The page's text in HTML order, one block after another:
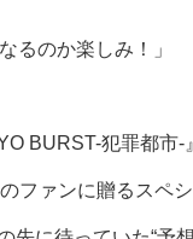
るのか楽しみ！」
BURST-犯罪都市-』
ファンに贈るスペ